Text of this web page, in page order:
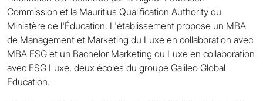
Commission et la Mauritius Qualification Authority du
Ministère de l'Éducation. L'établissement propose un MBA
de Management et Marketing du Luxe en collaboration avec
MBA ESG et un Bachelor Marketing du Luxe en collaboration
avec ESG Luxe, deux écoles du groupe Galileo Global
Education.